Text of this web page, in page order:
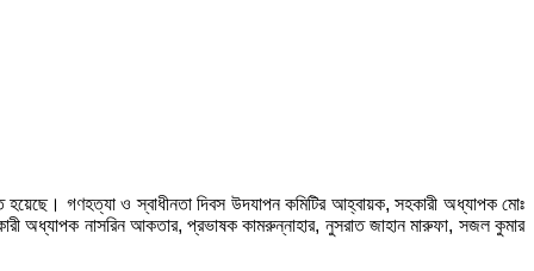
গণহত্যা ও স্বাধীনতা দিবস উদযাপন কমিটির আহ্বায়ক, সহকারী অধ্যাপক মোঃ
অধ্যাপক নাসরিন আকতার, প্রভাষক কামরুন্নাহার, নুসরাত জাহান মারুফা, সজল কুমার